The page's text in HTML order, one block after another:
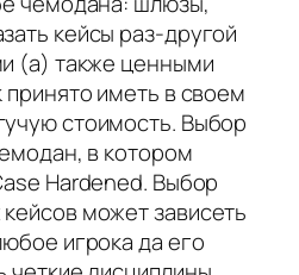
кейсы раз-другой
(а) также ценными
иметь в своем
стоимость. Выбор
в котором
Hardened. Выбор
может зависеть
игрока да его